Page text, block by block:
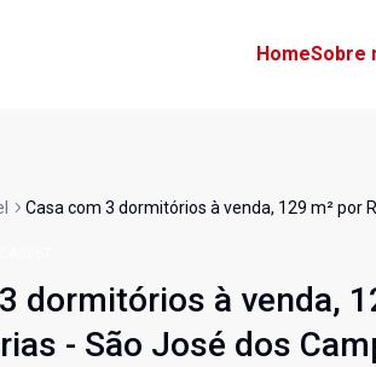
HomeSobre
Casa com 3 dormitórios à venda, 129 m² por
dormitórios à venda,
- São José dos